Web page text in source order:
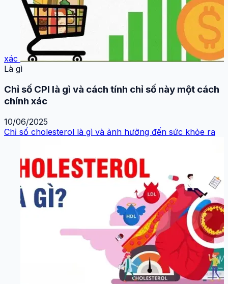
xác
Là gì
Chỉ số CPI là gì và cách tính chỉ số này một cách
chính xác
10/06/2025
Chỉ số cholesterol là gì và ảnh hưởng đến sức khỏe ra